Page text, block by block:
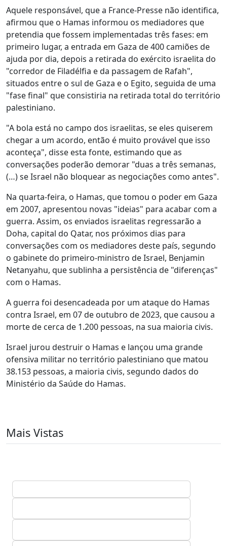
Aquele responsável, que a France-Presse não identifica,
afirmou que o Hamas informou os mediadores que
pretendia que fossem implementadas três fases: em
primeiro lugar, a entrada em Gaza de 400 camiões de
ajuda por dia, depois a retirada do exército israelita do
"corredor de Filadélfia e da passagem de Rafah",
situados entre o sul de Gaza e o Egito, seguida de uma
"fase final" que consistiria na retirada total do território
palestiniano.
"A bola está no campo dos israelitas, se eles quiserem
chegar a um acordo, então é muito provável que isso
aconteça", disse esta fonte, estimando que as
conversações poderão demorar "duas a três semanas,
(…) se Israel não bloquear as negociações como antes".
Na quarta-feira, o Hamas, que tomou o poder em Gaza
em 2007, apresentou novas "ideias" para acabar com a
guerra. Assim, os enviados israelitas regressarão a
Doha, capital do Qatar, nos próximos dias para
conversações com os mediadores deste país, segundo
o gabinete do primeiro-ministro de Israel, Benjamin
Netanyahu, que sublinha a persistência de "diferenças"
com o Hamas.
A guerra foi desencadeada por um ataque do Hamas
contra Israel, em 07 de outubro de 2023, que causou a
morte de cerca de 1.200 pessoas, na sua maioria civis.
Israel jurou destruir o Hamas e lançou uma grande
ofensiva militar no território palestiniano que matou
38.153 pessoas, a maioria civis, segundo dados do
Ministério da Saúde do Hamas.
Mais Vistas